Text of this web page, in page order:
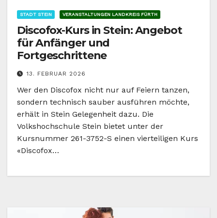
STADT STEIN VERANSTALTUNGEN LANDKREIS FÜRTH
Discofox-Kurs in Stein: Angebot
für Anfänger und
Fortgeschrittene
13. FEBRUAR 2026
Wer den Discofox nicht nur auf Feiern tanzen,
sondern technisch sauber ausführen möchte,
erhält in Stein Gelegenheit dazu. Die
Volkshochschule Stein bietet unter der
Kursnummer 261-3752-S einen vierteiligen Kurs
«Discofox…